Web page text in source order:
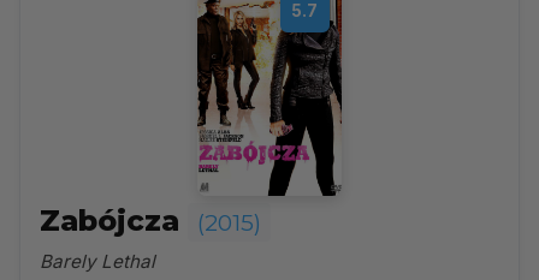
5.7
Zabójcza (2015)
Barely Lethal